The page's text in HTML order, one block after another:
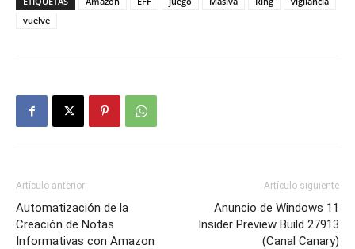
vuelve
Artículo anterior
Automatización de la
Creación de Notas
Informativas con Amazon
Artículo siguiente
Anuncio de Windows 11
Insider Preview Build 27913
(Canal Canary)